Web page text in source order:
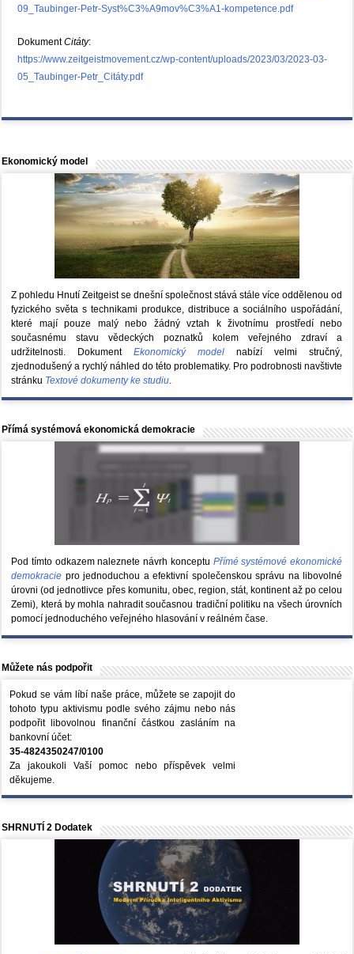
09_Taubinger-Petr-Syst%C3%A9mov%C3%A1-kompetence.pdf
DokumentCitáty:
https://www.zeitgeistmovement.cz/wp-content/uploads/2023/03/2023-03-
05_Taubinger-Petr_Citáty.pdf
Ekonomický model
Z pohledu Hnutí Zeitgeist se dnešní společnost stává stále více oddělenou od
fyzického světa s technikami produkce, distribuce a sociálního uspořádání,
které mají pouze malý nebo žádný vztah k životnímu prostředí nebo
současnému stavu vědeckých poznatků kolem veřejného zdraví a
udržitelnosti. DokumentEkonomický model nabízí velmi stručný,
zjednodušený a rychlý náhled do této problematiky. Pro podrobnosti navštivte
stránku Textové dokumenty ke studiu.
Přímá systémová ekonomická demokracie
Pod tímto odkazem naleznete návrh konceptu Přímé systémové ekonomické
demokracie pro jednoduchou a efektivní společenskou správu na libovolné
úrovni (od jednotlivce přes komunitu, obec, region, stát, kontinent až po celou
Zemi), která by mohla nahradit současnou tradiční politiku na všech úrovních
pomocí jednoduchého veřejného hlasování v reálném čase.
Můžete nás podpořit
Pokud se vám líbí naše práce, můžete se zapojit do
tohoto typu aktivismu podle svého zájmu nebo nás
podpořit libovolnou finanční částkou zasláním na
bankovní účet:
35-4824350247/0100
Za jakoukoli Vaší pomoc nebo příspěvek velmi
děkujeme.
SHRNUTÍ 2 Dodatek